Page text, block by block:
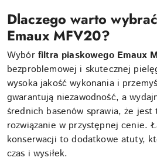
Dlaczego warto
Emaux MFV20?
Wybór filtra piaskowego Emaux
bezproblemowej i skutecznej
wysoka jakość wykonania i
gwarantują niezawodność, a
średnich basenów sprawia, że
rozwiązanie w przystępnej cenie.
konserwacji to dodatkowe atuty,
czas i wysiłek.